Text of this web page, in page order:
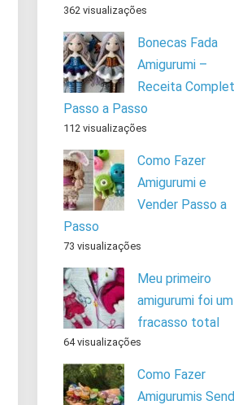
362 visualizações
Bonecas Fada
Amigurumi –
Receita
Passo a Passo
112 visualizações
Como Fazer
Amigurumi e
Vender Passo a
Passo
73 visualizações
Meu primeiro
amigurumi foi um
fracasso total
64 visualizações
Como Fazer
Amigurumis